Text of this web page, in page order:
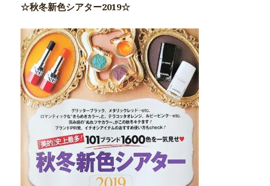
☆秋冬新色シアター2019☆